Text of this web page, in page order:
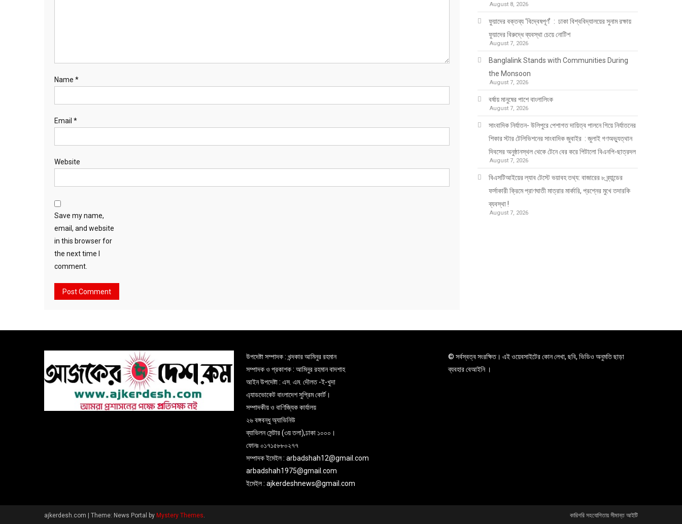
Name *
Email *
Website
Save my name,
email, and website
in this browser for
the next time I
comment.
August 8, 2026
ফুয়াদের বক্তব্য ‘বিদ্বেষপূর্ণ’ : ঢাকা বিশ্ববিদ্যালয়ের সুনাম রক্ষায়
ফুয়াদের বিরুদ্ধে ব্যবস্থা চেয়ে নোটিশ
August 7, 2026
Banglalink Stands with Communities During
the Monsoon
August 7, 2026
বর্ষায় মানুষের পাশে বাংলালিংক
August 7, 2026
সাংবাদিক নির্যাতন- উলিপুরে পেশাগত দায়িত্ব পালনে গিয়ে নির্যাতনের
শিকার স্টার টেলিভিশনের সাংবাদিক জুবাইর : জুলাই গণঅভ্যুত্থান
দিবসের অনুষ্ঠানস্থল থেকে টেনে বের করে পিটালো বিএনপি-ছাত্রদল
August 7, 2026
বিএসটিআইয়ের ল্যাব টেস্টে ভয়াবহ তথ্য: বাজারের ৮ ব্র্যান্ডের
ফর্সাকারী ক্রিমে প্রাণঘাতী মাত্রার মার্কারি, প্রশ্নের মুখে তদারকি
ব্যবস্থা !
August 7, 2026
উপদেষ্টা সম্পাদক : খন্দকার আমিনুর রহমান
সম্পাদক ও প্রকাশক : আমিনুর রহমান বাদশাহ
আইন উপদেষ্টা : এস. এম. দৌলত -ই-খুদা
এ্যাডভোকেট বাংলাদেশ সুপ্রিম কোর্ট।
সম্পাদকীয় ও বাণিজ্যিক কার্যালয়
২৬ বঙ্গবন্ধু অ্যাভিনিউ
ব্যাভিলন সেন্টার (৩য় তলা),ঢাকা ১০০০।
ফোনঃ ০১৭১৫৮৮০২৭৭
সম্পাদক ইমেইল : arbadshah12@gmail.com
arbadshah1975@gmail.com
ইমেইল : ajkerdeshnews@gmail.com
© সর্বস্বত্ব সংরক্ষিত। এই ওয়েবসাইটের কোন লেখা, ছবি, ভিডিও অনুমতি ছাড়া
ব্যবহার বেআইনি ।
ajkerdesh.com Theme: News Portal by Mystery Themes. কারিগরি সহযোগিতায় সীমান্ত আইটি